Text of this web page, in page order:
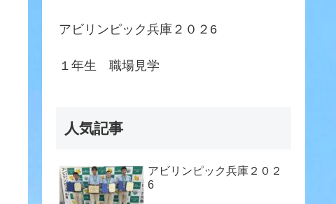
アビリンピック兵庫２０２6
１年生 職場見学
人気記事
アビリンピック兵庫２０２
6